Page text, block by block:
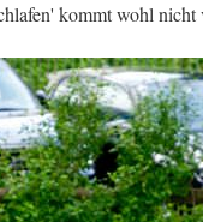
kommt wohl nicht